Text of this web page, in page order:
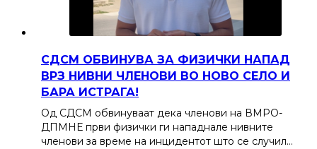
СДСМ ОБВИНУВА ЗА ФИЗИЧКИ НАПАД
ВРЗ НИВНИ ЧЛЕНОВИ ВО НОВО СЕЛО И
БАРА ИСТРАГА!
Од СДСМ обвинуваат дека членови на ВМРО-
ДПМНЕ први физички ги нападнале нивните
членови за време на инцидентот што се случил…